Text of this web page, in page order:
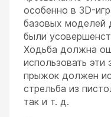
особенно в 3D-
базовых моделей
были
Ходьба должна
использовать эти
прыжок должен
стрельба из
так и т. д.